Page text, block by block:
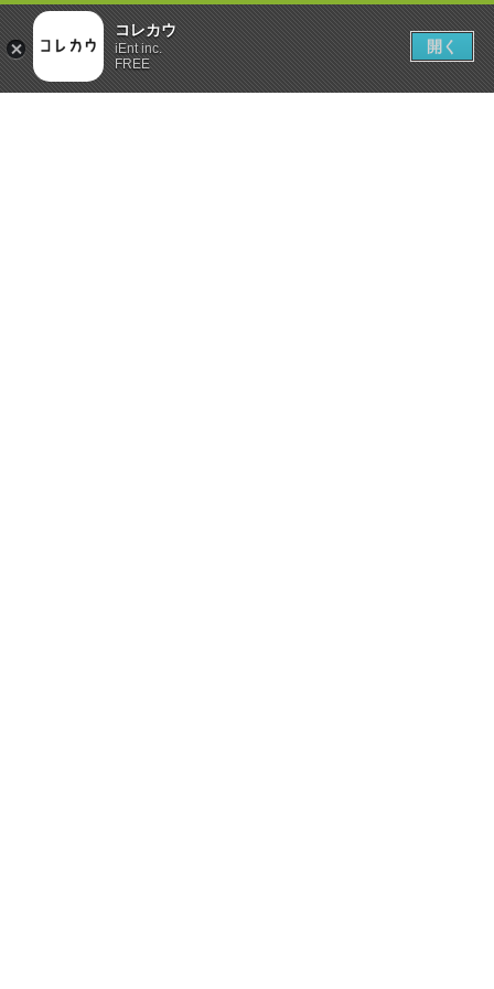
コレカウ
iEnt inc.
FREE
開く